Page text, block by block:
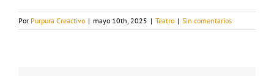
Por Purpura Creactivo | mayo 10th, 2025 | Teatro | Sin comentarios